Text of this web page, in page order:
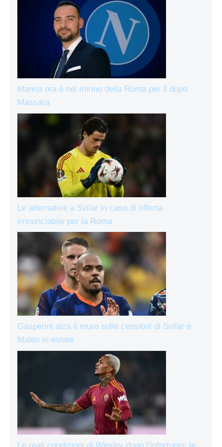
Manna ora è nel mirino della Roma per il dopo
Massara
Le alternative a Svilar in caso di offerta
irrinunciabile per la Roma
Gasperini alza il muro sulle cessioni di Svilar e
Malen in estate
Le reali condizioni di Wesley dopo l’infortunio: le